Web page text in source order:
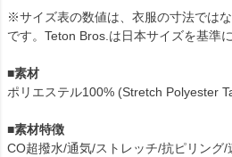
※サイズ表の数値は、衣服の寸法では
です。Teton Bros.は日本サイズを基準
■素材
ポリエステル100% (Stretch Polyester
■素材特徴
CO超撥水/通気/ストレッチ/抗ピリング/